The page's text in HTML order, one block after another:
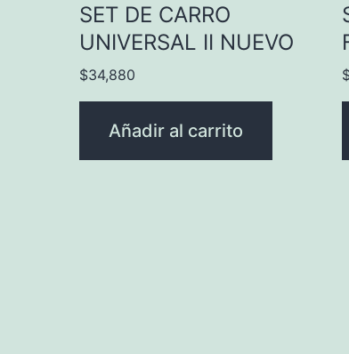
SET DE CARRO
UNIVERSAL II NUEVO
$34,880
Añadir al carrito